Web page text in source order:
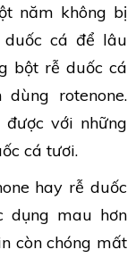
năm không bị
cá để lâu
bột rễ duốc cá
rotenone.
với những
cá tươi.
hay rễ duốc
dụng mau hơn
còn chóng mất